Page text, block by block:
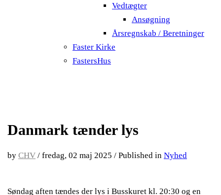
Vedtægter
Ansøgning
Årsregnskab / Beretninger
Faster Kirke
FastersHus
Danmark tænder lys
by CHV / fredag, 02 maj 2025 / Published in Nyhed
Søndag aften tændes der lys i Busskuret kl. 20:30 og en